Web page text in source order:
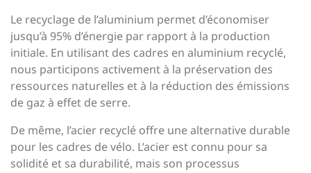
Le recyclage de l’aluminium permet d’économiser
jusqu’à 95% d’énergie par rapport à la production
initiale. En utilisant des cadres en aluminium recyclé,
nous participons activement à la préservation des
ressources naturelles et à la réduction des émissions
de gaz à effet de serre.
De même, l’acier recyclé offre une alternative durable
pour les cadres de vélo. L’acier est connu pour sa
solidité et sa durabilité, mais son processus